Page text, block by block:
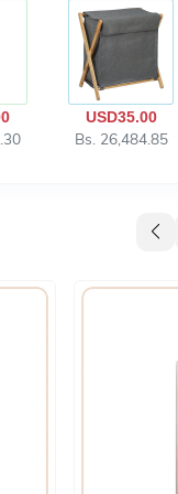
USD35.00
Bs. 26,484.85